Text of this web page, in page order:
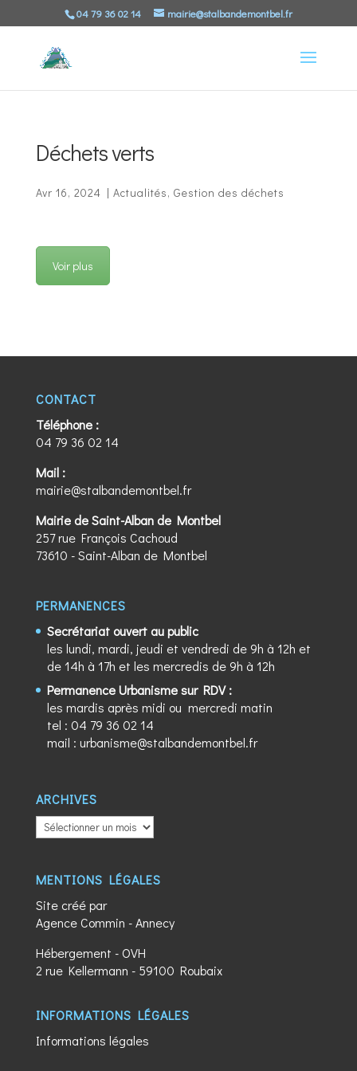
04 79 36 02 14 mairie@stalbandemontbel.fr
Déchets verts
Avr 16, 2024 | Actualités, Gestion des déchets
Voir plus
CONTACT
Téléphone :
04 79 36 02 14
Mail :
mairie@stalbandemontbel.fr
Mairie de Saint-Alban de Montbel
257 rue François Cachoud
73610 - Saint-Alban de Montbel
PERMANENCES
Secrétariat ouvert au public
les lundi, mardi, jeudi et vendredi de 9h à 12h et
de 14h à 17h et les mercredis de 9h à 12h
Permanence Urbanisme sur RDV :
les mardis après midi ou mercredi matin
tel : 04 79 36 02 14
mail : urbanisme@stalbandemontbel.fr
ARCHIVES
ARCHIVES
MENTIONS LÉGALES
Site créé par
Agence Commin - Annecy
Hébergement - OVH
2 rue Kellermann - 59100 Roubaix
INFORMATIONS LÉGALES
Informations légales